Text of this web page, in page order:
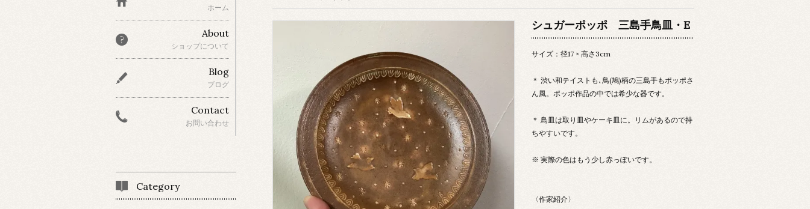
シュガーポッポ 三島手鳥皿・E
サイズ：径17 × 高さ3cm
＊ 渋い和テイストも､鳥(鳩)柄の三島手もポッポさ
ん風。ポッポ作品の中では希少な器です。
＊ 鳥皿は取り皿やケーキ皿に。リムがあるので持
ちやすいです。
※ 実際の色はもう少し赤っぽいです。
〈作家紹介〉
ホーム
About
ショップについて
Blog
ブログ
Contact
お問い合わせ
Category